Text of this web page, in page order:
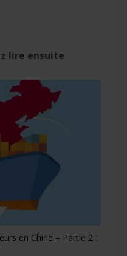
lire ensuite
en Chine – Partie 2 :